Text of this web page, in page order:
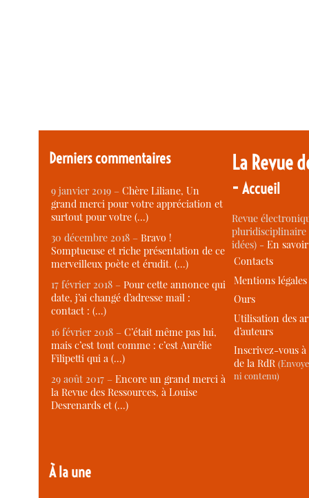
Derniers commentaires
9 janvier 2019 –Chère Liliane, Un
grand merci pour votre appréciation et
surtout pour votre (…)
30 décembre 2018 –Bravo !
Somptueuse et riche présentation de ce
merveilleux poète et érudit. (…)
17 février 2018 –Pour cette annonce qui
date, j’ai changé d’adresse mail :
contact : (…)
16 février 2018 –C’était même pas lui,
mais c’est tout comme : c’est Aurélie
Filipetti qui a (…)
29 août 2017 –Encore un grand merci à
la Revue des Ressources, à Louise
Desrenards et (…)
À la une
La Revue
-Accueil
Revue
idées) -En
Contacts
Mentions légales
Ours
Utilisation des
d’auteurs
Inscrivez-vous
de la RdR
ni contenu)